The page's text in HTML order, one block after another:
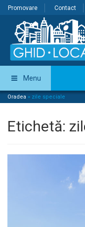
Promovare Contact
Menu
Oradea » zile speciale
Etichetă: